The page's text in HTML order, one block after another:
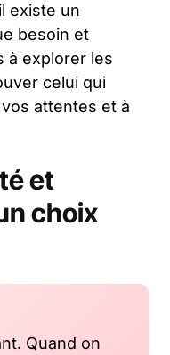
existe un
besoin et
à explorer les
celui qui
attentes et à
et
choix
Quand on